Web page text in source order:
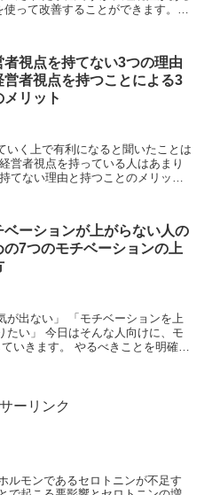
って改善することができます。
者視点を持てない3つの理由
営者視点を持つことによる3
メリット
いく上で有利になると聞いたことは
ベーションが上がらない人の
の7つのモチベーションの上
チベーションを上
人向けに、モ
るべきことを明確に
ーリンク
ルモンであるセロトニンが不足す